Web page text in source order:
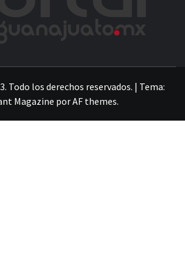
Todo los derechos reservados. | Tema:
Magazine porAF themes.